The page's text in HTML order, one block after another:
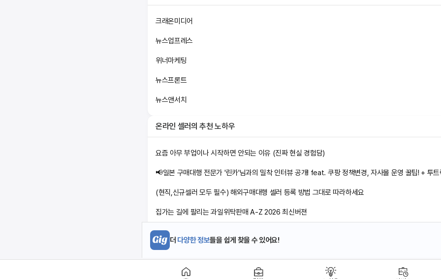
더 다양한 정보들을 쉽게 찾을 수 있어요!
크래온미디어
뉴스업프레스
위너마케팅
뉴스프론트
뉴스앤서치
온라인 셀러의 추천 노하우
요즘 아무 부업이나 시작하면 안되는 이유 (진짜 현실 경험담)
(현직,신규셀러 모두 필수) 해외구매대행 셀러 등록 방법 그대로 따라하세요
집가는 길에 팔리는 과일위탁판매 A-Z 2026 최신버젼
일본 구매대행 시작했다가 나락간 이유, 나만의 상품은 없습니다.